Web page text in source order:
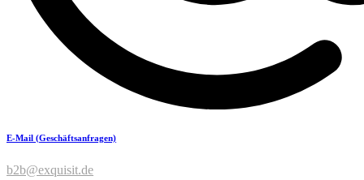
E-Mail (Geschäftsanfragen)
b2b@exquisit.de